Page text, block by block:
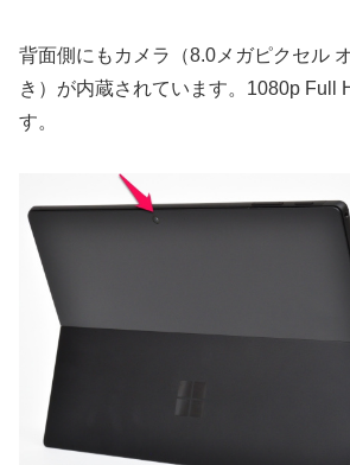
背面側にもカメラ（8.0メガピクセル
き）が内蔵されています。1080p Full
す。